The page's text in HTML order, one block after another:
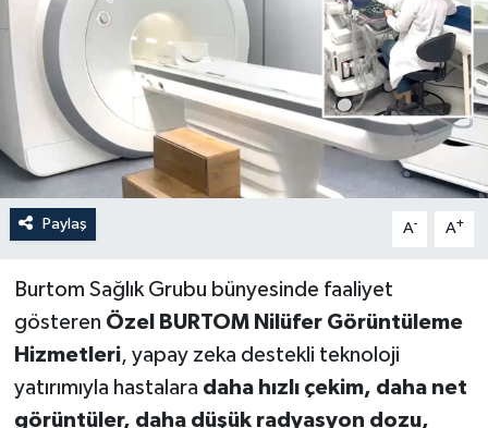
Paylaş A- A+
Burtom Sağlık Grubu bünyesinde faaliyet
gösteren Özel BURTOM Nilüfer Görüntüleme
Hizmetleri, yapay zeka destekli teknoloji
yatırımıyla hastalara daha hızlı çekim, daha net
görüntüler, daha düşük radyasyon dozu,